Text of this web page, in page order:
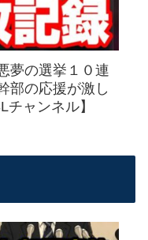
夢の選挙１０連
部の応援が激し
ャンネル】